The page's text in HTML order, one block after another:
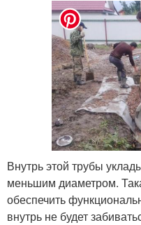
Внутрь этой трубы
меньшим диаметром.
обеспечить
внутрь не будет